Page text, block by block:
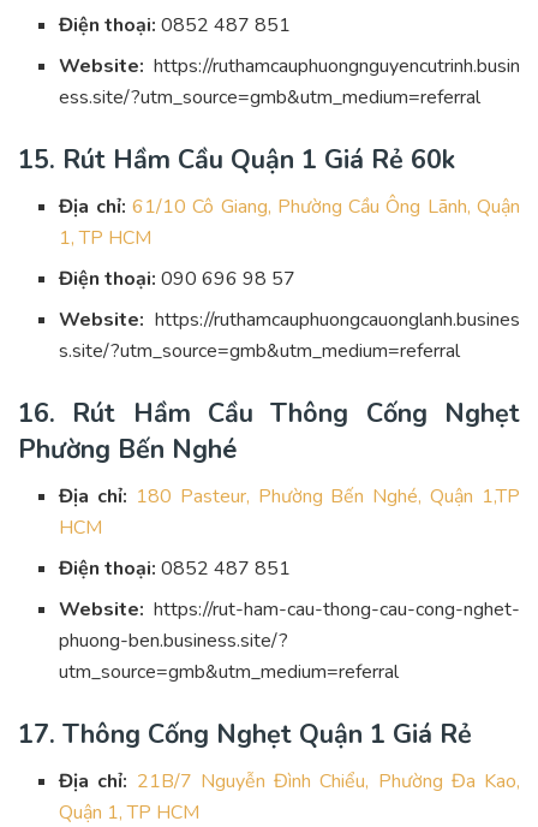
Điện thoại: 0852 487 851
Website: https://ruthamcauphuongnguyencutrinh.busin
ess.site/?utm_source=gmb&utm_medium=referral
15. Rút Hầm Cầu Quận 1 Giá Rẻ 60k
Địa chỉ: 61/10 Cô Giang, Phường Cầu Ông Lãnh, Quận
1, TP HCM
Điện thoại: 090 696 98 57
Website: https://ruthamcauphuongcauonglanh.busines
s.site/?utm_source=gmb&utm_medium=referral
16. Rút Hầm Cầu Thông Cống Nghẹt
Phường Bến Nghé
Địa chỉ: 180 Pasteur, Phường Bến Nghé, Quận 1,TP
HCM
Điện thoại: 0852 487 851
Website: https://rut-ham-cau-thong-cau-cong-nghet-
phuong-ben.business.site/?
utm_source=gmb&utm_medium=referral
17. Thông Cống Nghẹt Quận 1 Giá Rẻ
Địa chỉ: 21B/7 Nguyễn Đình Chiểu, Phường Đa Kao,
Quận 1, TP HCM